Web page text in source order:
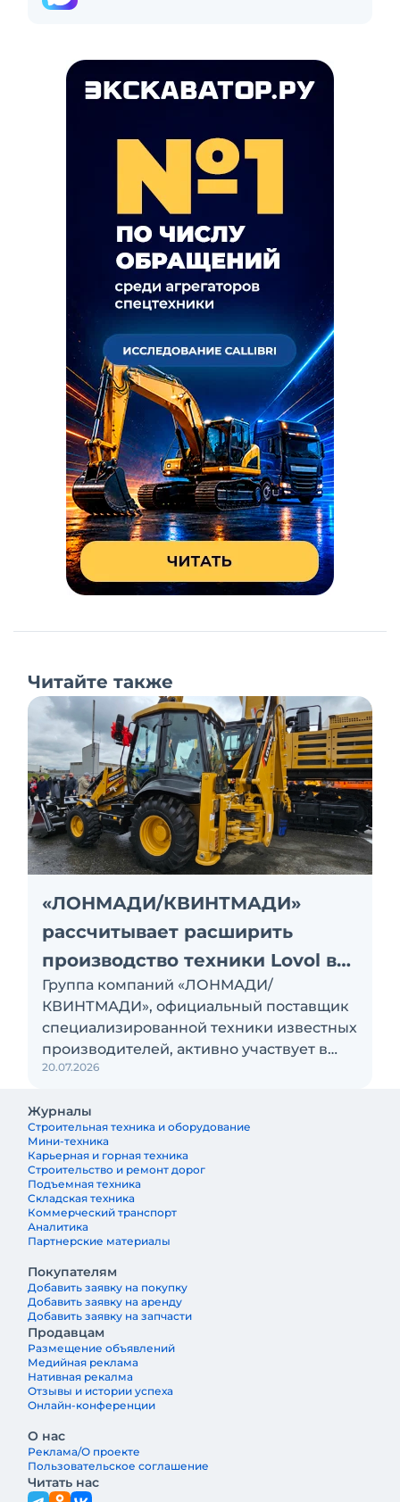
Читайте также
«ЛОНМАДИ/КВИНТМАДИ»
рассчитывает расширить
производство техники Lovol в
России
Группа компаний «ЛОНМАДИ/
КВИНТМАДИ», официальный поставщик
специализированной техники известных
производителей, активно участвует в
локализации производства
Тосно. В перспективе здесь планируют
наладить выпуск экскаваторов и
фронтальных погрузчиков Lovol
20.07.2026
Журналы
Строительная техника и оборудование
Мини-техника
Карьерная и горная техника
Строительство и ремонт дорог
Подъемная техника
Складская техника
Коммерческий транспорт
Аналитика
Партнерские материалы
Покупателям
Добавить заявку на покупку
Добавить заявку на аренду
Добавить заявку на запчасти
Продавцам
Размещение объявлений
Медийная реклама
Нативная рекалма
Отзывы и истории успеха
Онлайн-конференции
О нас
Реклама/О проекте
Пользовательское соглашение
Читать нас